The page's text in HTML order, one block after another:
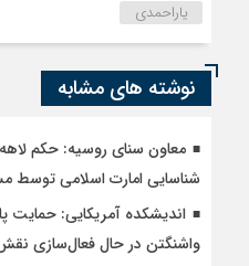
یاراحمدی
نوشته های مشابه
معاون سنای روسیه: حکم لاهه
شناسایی امارت اسلامی توسط
اندیشکده آمریکایی: حمایت
واشنگتن در حال فعال‌سازی نقش